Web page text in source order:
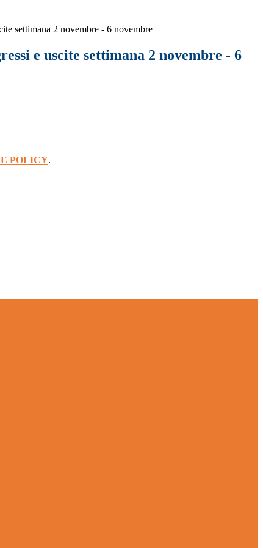
settimana 2 novembre - 6 novembre
e uscite settimana 2 novembre - 6
POLICY.